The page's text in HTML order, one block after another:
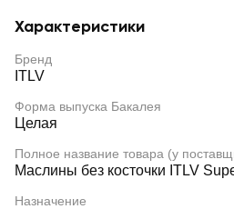
Характеристики
Бренд
ITLV
Форма выпуска Бакалея
Целая
Полное название товара (у
Маслины без косточки ITLV
Назначение